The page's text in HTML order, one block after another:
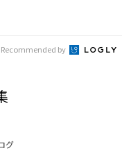
Recommended by
グ